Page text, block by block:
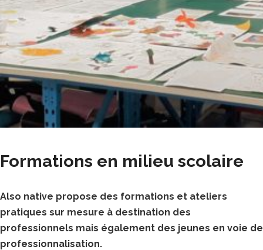
Formations en milieu scolaire
Also native propose des formations et ateliers
pratiques sur mesure à destination des
professionnels mais également des jeunes en voie de
professionnalisation.